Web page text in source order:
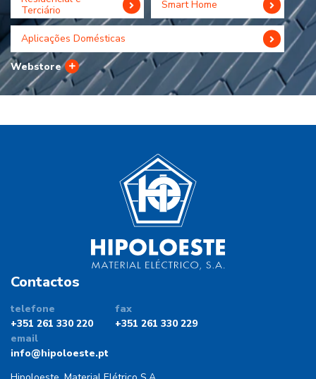
Terciário
Smart Home
Aplicações Domésticas
Webstore
Contactos
telefone
+351 261 330 220
fax
+351 261 330 229
email
info@hipoloeste.pt